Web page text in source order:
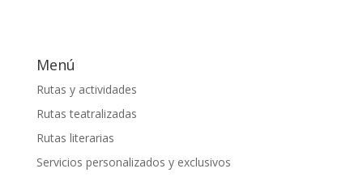
Menú
Rutas y actividades
Rutas teatralizadas
Rutas literarias
Servicios personalizados y exclusivos